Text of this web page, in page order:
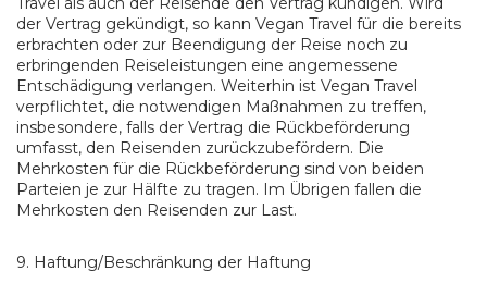
der Vertrag gekündigt, so kann Vegan Travel für die bereits
erbrachten oder zur Beendigung der Reise noch zu
erbringenden Reiseleistungen eine angemessene
Entschädigung verlangen. Weiterhin ist Vegan Travel
verpflichtet, die notwendigen Maßnahmen zu treffen,
insbesondere, falls der Vertrag die Rückbeförderung
umfasst, den Reisenden zurückzubefördern. Die
Mehrkosten für die Rückbeförderung sind von beiden
Parteien je zur Hälfte zu tragen. Im Übrigen fallen die
Mehrkosten den Reisenden zur Last.
9. Haftung/Beschränkung der Haftung